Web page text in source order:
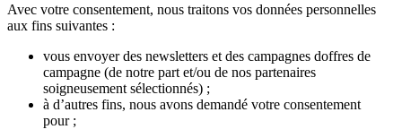
Avec votre consentement, nous traitons vos données personnelles
aux fins suivantes :
vous envoyer des newsletters et des campagnes doffres de
campagne (de notre part et/ou de nos partenaires
soigneusement sélectionnés) ;
à d’autres fins, nous avons demandé votre consentement
pour ;